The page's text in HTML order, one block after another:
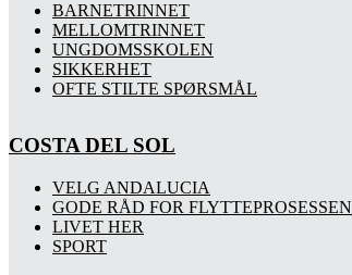
BARNETRINNET
MELLOMTRINNET
UNGDOMSSKOLEN
SIKKERHET
OFTE STILTE SPØRSMÅL
COSTA DEL SOL
VELG ANDALUCIA
GODE RÅD FOR FLYTTEPROSESSEN
LIVET HER
SPORT